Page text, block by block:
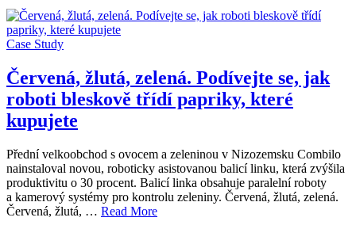
Case Study
Červená, žlutá, zelená. Podívejte se, jak
roboti bleskově třídí papriky, které
kupujete
Přední velkoobchod s ovocem a zeleninou v Nizozemsku Combilo
nainstaloval novou, roboticky asistovanou balicí linku, která zvýšila
produktivitu o 30 procent. Balicí linka obsahuje paralelní roboty
a kamerový systémy pro kontrolu zeleniny. Červená, žlutá, zelená.
Červená, žlutá, … Read More